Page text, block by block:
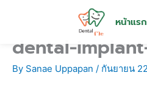
หน้าแรก
dental-
By Sanae Uppapan / กันยายน